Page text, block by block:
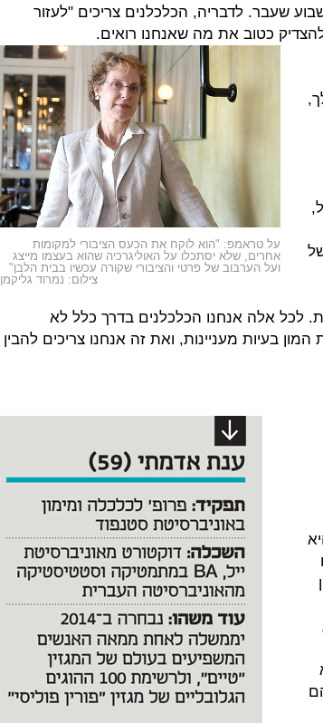
שעבר. לדבריה, הכלכלנים צריכים "לעזור
כטוב את מה שאנחנו רואים.
על טראמפ: "הוא לוקח את הכעס הציבורי למקומות
אחרים, שלא יסתכלו על האוליגרכיה שהוא בעצמו מייצג
ועל הערבוב של פרטי והציבורי שקורה עכשיו בבית הלבן"
צילום: נמרוד גליקמן
לכל אלה אנחנו הכלכלנים בדרך כלל לא
בעיות מעניינות, ואת זה אנחנו צריכים להבין